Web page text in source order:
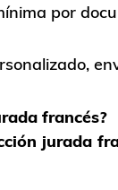
por
francés?
jurada